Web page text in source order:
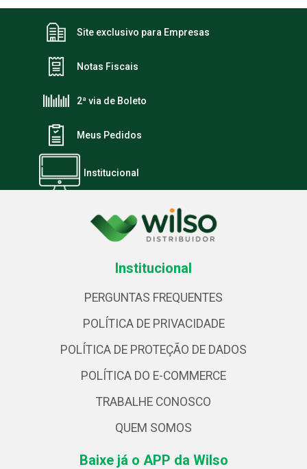
Site exclusivo para Empresas
Notas Fiscais
2ª via de Boleto
Meus Pedidos
Institucional
Institucional
PERGUNTAS FREQUENTES
POLÍTICA DE PRIVACIDADE
POLÍTICA DE PROTEÇÃO DE DADOS
POLÍTICA DO E-COMMERCE
TRABALHE CONOSCO
QUEM SOMOS
Baixe já o APP da Wilso